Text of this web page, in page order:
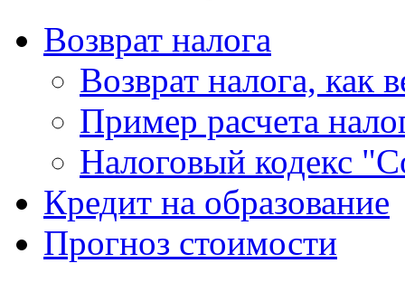
Возврат налога
Возврат налога, как
Пример расчета
Налоговый кодекс
Кредит на образование
Прогноз стоимости